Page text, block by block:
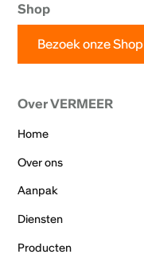
Shop
Bezoek onze Shop
Over VERMEER
Home
Over ons
Aanpak
Diensten
Producten